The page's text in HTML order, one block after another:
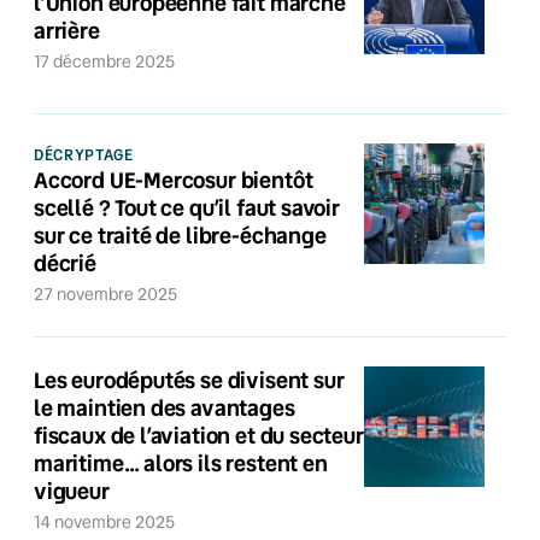
arrière
17 décembre 2025
DÉCRYPTAGE
Accord UE-Mercosur bientôt
scellé ? Tout ce qu’il faut savoir
sur ce traité de libre-échange
décrié
27 novembre 2025
Les eurodéputés se divisent sur
le maintien des avantages
fiscaux de l’aviation et du secteur
maritime… alors ils restent en
vigueur
14 novembre 2025